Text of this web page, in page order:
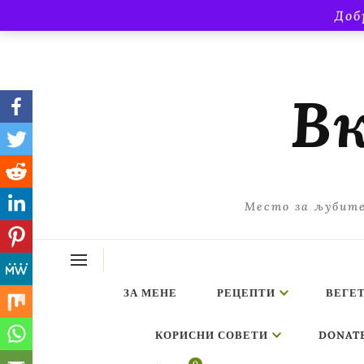
Место за
ЗА МЕНЕ РЕЦЕПТИ
КОРИСНИ СОВЕТИ